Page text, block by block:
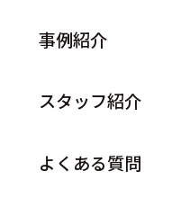
事例紹介
スタッフ紹介
よくある質問